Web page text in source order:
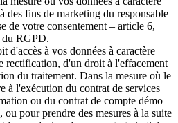
des fins de marketing du responsable
de votre consentement – article 6,
du RGPD.
d'accès à vos données à caractère
rectification, d'un droit à l'effacement
du traitement. Dans la mesure où le
à l'exécution du contrat de services
ou du contrat de compte démo
ou pour prendre des mesures à la suite